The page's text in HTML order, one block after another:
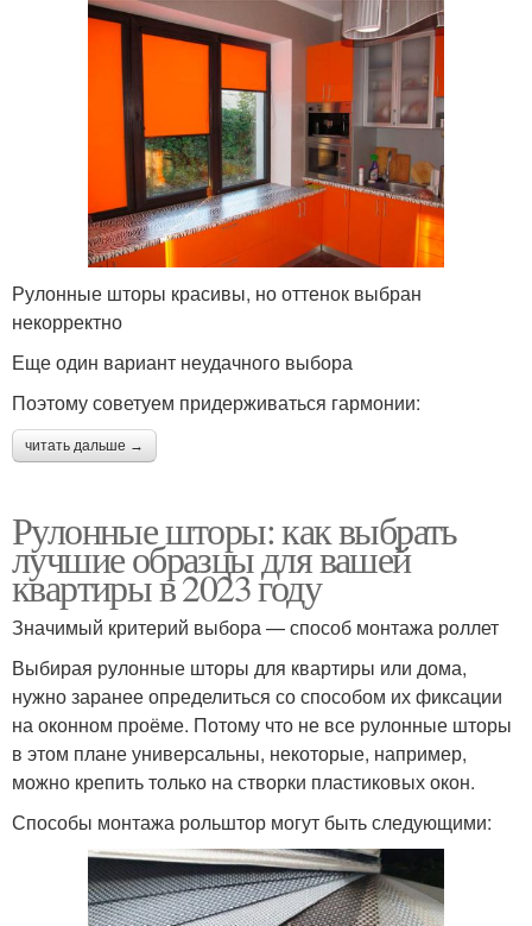
Рулонные шторы красивы, но оттенок выбран
некорректно
Еще один вариант неудачного выбора
Поэтому советуем придерживаться гармонии:
читать дальше →
Рулонные шторы: как выбрать
лучшие образцы для вашей
квартиры в 2023 году
Значимый критерий выбора — способ монтажа роллет
Выбирая рулонные шторы для квартиры или дома,
нужно заранее определиться со способом их фиксации
на оконном проёме. Потому что не все рулонные шторы
в этом плане универсальны, некоторые, например,
можно крепить только на створки пластиковых окон.
Способы монтажа рольштор могут быть следующими: